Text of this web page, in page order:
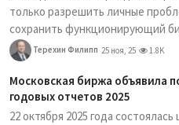
только разрешить личные
сохранить функционирующий
Терехин Филипп 25 ноя, 25 1.8K
Московская биржа объявила
годовых отчетов 2025
22 октября 2025 года